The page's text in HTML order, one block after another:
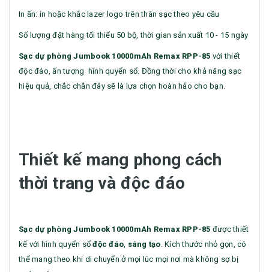
In ấn: in hoặc khắc lazer logo trên thân sạc theo yêu cầu
Số lượng đặt hàng tối thiểu 50 bộ, thời gian sản xuất 10 - 15 ngày
Sạc dự phòng Jumbook 10000mAh Remax RPP-85 với thiết
độc đáo, ấn tượng hình quyển sổ. Đồng thời cho khả năng sạc
hiệu quả, chắc chắn đây sẽ là lựa chọn hoàn hảo cho bạn.
Thiết kế mang phong cách
thời trang và độc đáo
Sạc dự phòng Jumbook 10000mAh Remax RPP-85 được thiết
kế với hình quyển sổđộc đáo, sáng tạo. Kích thước nhỏ gọn, có
thể mang theo khi di chuyển ở mọi lúc mọi nơi mà không sợ bị